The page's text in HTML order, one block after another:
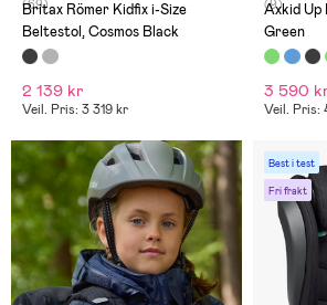
(69)
Britax Römer Kidfix i-Size
Beltestol, Cosmos Black
2 139 kr
Veil. Pris: 3 319 kr
(9)
Axkid
Green
3 590
Veil. Pris:
Best i test
Fri frakt